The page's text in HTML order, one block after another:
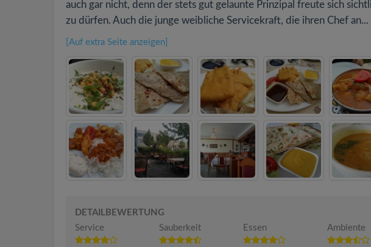
auch gar nicht, denn der stets gut gelaunte Prinzipal freute sich
zu dürfen. Auch die junge weibliche Servicekraft, die ihren Chef an...
[Auf extra Seite anzeigen]
DETAILBEWERTUNG
Service
Sauberkeit Essen Ambiente